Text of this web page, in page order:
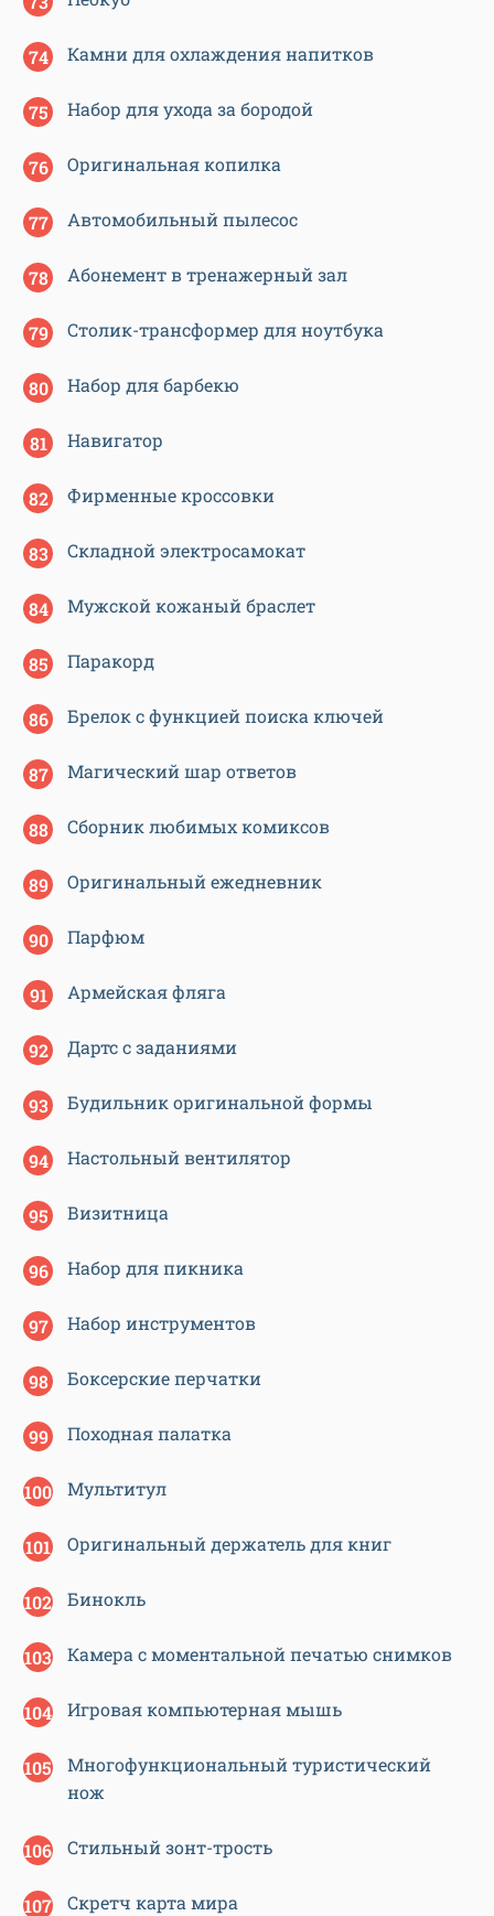
Камни для охлаждения напитков
Набор для ухода за бородой
Оригинальная копилка
Автомобильный пылесос
Абонемент в тренажерный зал
Столик-трансформер для ноутбука
Набор для барбекю
Навигатор
Фирменные кроссовки
Складной электросамокат
Мужской кожаный браслет
Паракорд
Брелок с функцией поиска ключей
Магический шар ответов
Сборник любимых комиксов
Оригинальный ежедневник
Парфюм
Армейская фляга
Дартс с заданиями
Будильник оригинальной формы
Настольный вентилятор
Визитница
Набор для пикника
Набор инструментов
Боксерские перчатки
Походная палатка
Мультитул
Оригинальный держатель для книг
Бинокль
Камера с моментальной печатью снимков
Игровая компьютерная мышь
Многофункциональный туристический
нож
Стильный зонт-трость
Скретч карта мира